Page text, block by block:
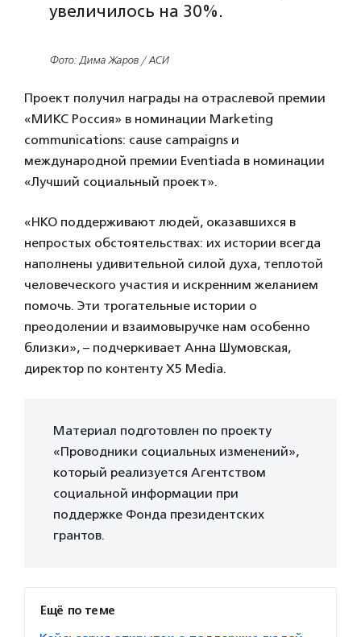
увеличилось на 30%.
Фото: Дима Жаров / АСИ
Проект получил награды на отраслевой премии
«МИКС Россия» в номинации Marketing
communications: cause campaigns и
международной премии Eventiada в номинации
«Лучший социальный проект».
«НКО поддерживают людей, оказавшихся в
непростых обстоятельствах: их истории всегда
наполнены удивительной силой духа, теплотой
человеческого участия и искренним желанием
помочь. Эти трогательные истории о
преодолении и взаимовыручке нам особенно
близки», – подчеркивает Анна Шумовская,
директор по контенту Х5 Media.
Материал подготовлен по проекту
«Проводники социальных изменений»,
который реализуется Агентством
социальной информации при
поддержке Фонда президентских
грантов.
Ещё по теме